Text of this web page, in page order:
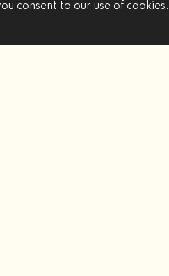
consent to our use of cookies.